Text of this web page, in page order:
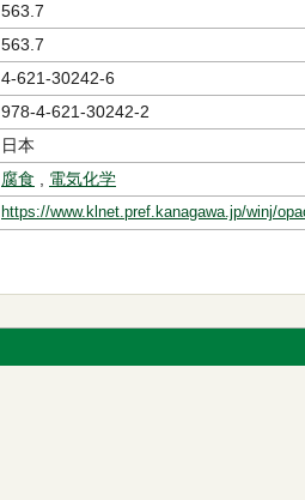
563.7
563.7
4-621-30242-6
978-4-621-30242-2
日本
腐食
電気化学
https://www.klnet.pref.kanagawa.jp/winj/